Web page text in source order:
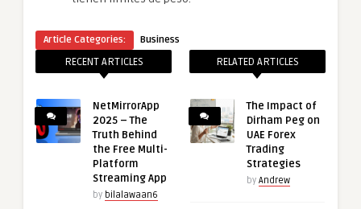
Article Categories: Business
RECENT ARTICLES
NetMirrorApp
2025 – The
Truth Behind
the Free Multi-
Platform
Streaming App
by bilalawaan6
RELATED ARTICLES
The Impact of
Dirham Peg on
UAE Forex
Trading
Strategies
by Andrew